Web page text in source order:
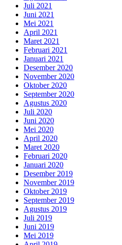
Juli 2021
Juni 2021
Mei 2021
April 2021
Maret 2021
Februari 2021
Januari 2021
Desember 2020
November 2020
Oktober 2020
September 2020
Agustus 2020
Juli 2020
Juni 2020
Mei 2020
April 2020
Maret 2020
Februari 2020
Januari 2020
Desember 2019
November 2019
Oktober 2019
September 2019
Agustus 2019
Juli 2019
Juni 2019
Mei 2019